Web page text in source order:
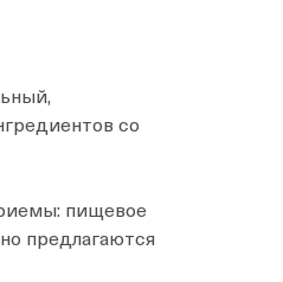
со
пищевое
предлагаются